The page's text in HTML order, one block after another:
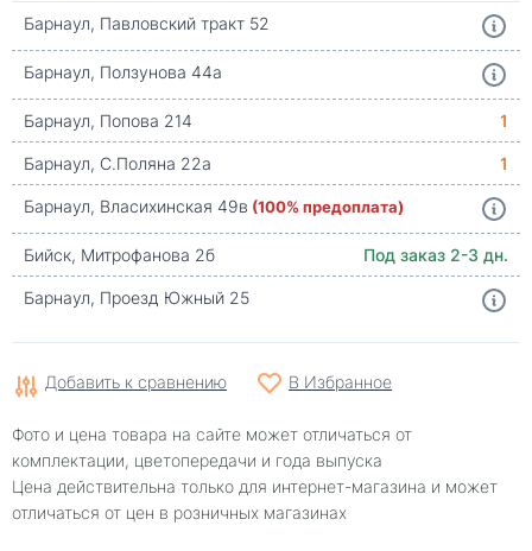
Барнаул, Павловский тракт 52
Барнаул, Ползунова 44а
Барнаул, Попова 214
1
Барнаул, С.Поляна 22а
1
Барнаул, Власихинская 49в (100% предоплата)
Бийск, Митрофанова 2б
Под заказ 2-3 дн.
Барнаул, Проезд Южный 25
Добавить к сравнению В Избранное
Фото и цена товара на сайте может отличаться от
комплектации, цветопередачи и года выпуска
Цена действительна только для интернет-магазина и может
отличаться от цен в розничных магазинах